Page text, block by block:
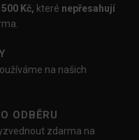
Kč, které nepřesahují
na našich
ODBĚRU
zdarma na